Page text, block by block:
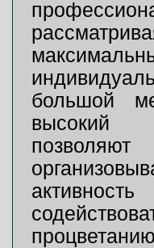
большой
высокий